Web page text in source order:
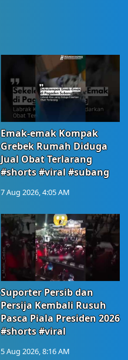
Emak-emak Kompak
Grebek Rumah Diduga
Jual Obat Terlarang
#shorts #viral #subang
7 Aug 2026, 4:05 AM
Suporter Persib dan
Persija Kembali Rusuh
Pasca Piala Presiden 2026
#shorts #viral
5 Aug 2026, 8:16 AM